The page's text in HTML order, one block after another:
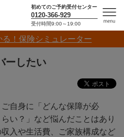
！保険シミュレーター
初めてのご予約受付センター
0120-366-929
受付時間9:00～19:00
ーしたい
自身に「どんな保障が必
い？」など悩んだことはあり
入や生活費、ご家族構成など